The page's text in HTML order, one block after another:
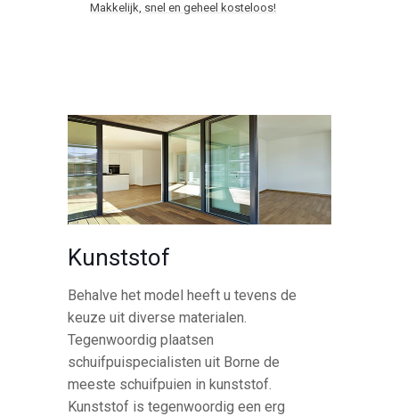
Makkelijk, snel en geheel kosteloos!
Kunststof
Behalve het model heeft u tevens de
keuze uit diverse materialen.
Tegenwoordig plaatsen
schuifpuispecialisten uit Borne de
meeste schuifpuien in kunststof.
Kunststof is tegenwoordig een erg